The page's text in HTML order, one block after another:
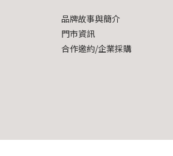
品牌故事與簡介
門市資訊
合作邀約/企業採購